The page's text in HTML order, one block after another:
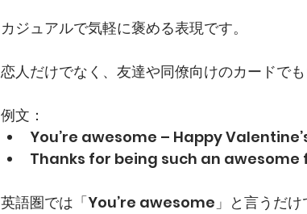
カジュアルで気軽に褒める表現です。
恋人だけでなく、友達や同僚向けのカードでも
例文：
You’re awesome – Happy
Thanks for being such an awesome
英語圏では「You’re awesome」と言うだけ